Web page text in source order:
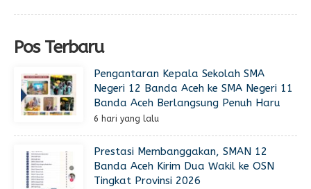
Pos Terbaru
Pengantaran Kepala Sekolah SMA
Negeri 12 Banda Aceh ke SMA Negeri 11
Banda Aceh Berlangsung Penuh Haru
6 hari yang lalu
Prestasi Membanggakan, SMAN 12
Banda Aceh Kirim Dua Wakil ke OSN
Tingkat Provinsi 2026